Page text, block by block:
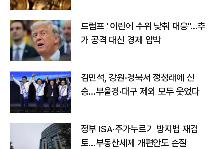
트럼프 "이란에 수위 낮춰 대응"…추
가 공격 대신 경제 압박
김민석, 강원·경북서 정청래에 신
승…부울경·대구 제외 모두 웃었다
정부 ISA·주가누르기 방지법 재검
토…부동산세제 개편안도 손질